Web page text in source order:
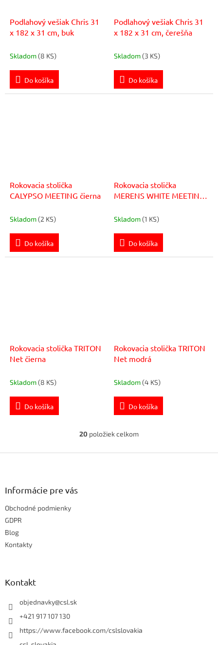
Podlahový vešiak Chris 31
x 182 x 31 cm, buk
Skladom(8 KS)
Do košíka
Podlahový vešiak Chris 31
x 182 x 31 cm, čerešňa
Skladom(3 KS)
Do košíka
Rokovacia stolička
CALYPSO MEETING čierna
Skladom(2 KS)
Do košíka
Rokovacia stolička
MERENS WHITE MEETING
Skladom(1 KS)
Do košíka
Rokovacia stolička TRITON
Net čierna
Skladom(8 KS)
Do košíka
Rokovacia stolička TRITON
Net modrá
Skladom(4 KS)
Do košíka
O
l
20 položiek celkom
Z
Informácie pre vás
Obchodné podmienky
GDPR
Blog
Kontakty
Kontakt
objednavky@csl.sk
+421 917 107 130
https://www.facebook.com/cslslovakia